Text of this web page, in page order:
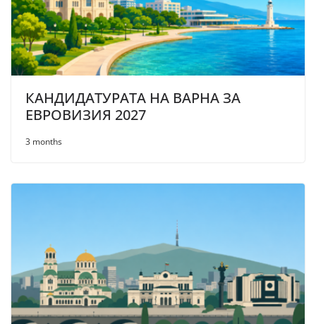
КАНДИДАТУРАТА НА ВАРНА ЗА
ЕВРОВИЗИЯ 2027
3 months